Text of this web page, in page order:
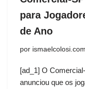
para
de Ano
por
[ad_1] O
anunciou que os